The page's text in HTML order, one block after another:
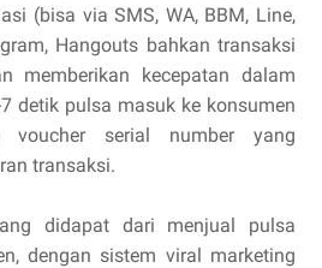
(bisa via SMS, WA, BBM, Line,
Hangouts bahkan transaksi
memberikan kecepatan dalam
detik pulsa masuk ke konsumen
voucher serial number yang
transaksi.
didapat dari menjual pulsa
dengan sistem viral marketing